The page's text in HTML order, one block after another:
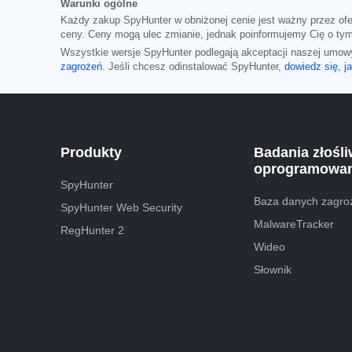
Warunki ogólne
Każdy zakup SpyHunter w obniżonej cenie jest ważny przez
ceny. Ceny mogą ulec zmianie, jednak poinformujemy Cię o
Wszystkie wersje SpyHunter podlegają akceptacji naszej
zagrożeń. Jeśli chcesz odinstalować SpyHunter, dowiedz się,
Produkty
SpyHunter
SpyHunter Web Security
RegHunter 2
Badania
Baza danych
MalwareTracker
Wideo
Słownik